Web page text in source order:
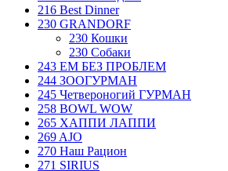
216 Best Dinner
230 GRANDORF
230 Кошки
230 Собаки
243 ЕМ БЕЗ ПРОБЛЕМ
244 ЗООГУРМАН
245 Четвероногий ГУРМАН
258 BOWL WOW
265 ХАППИ ЛАППИ
269 AJO
270 Наш Рацион
271 SIRIUS